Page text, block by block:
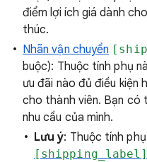
điểm lợi ích giá dành
thúc.
Nhãn vận chuyển
buộc): Thuộc tính phụ
ưu đãi nào đủ điều kiện
cho thành viên. Bạn
nhu cầu của mình.
Lưu ý: Thuộc tính
[shipping_label]